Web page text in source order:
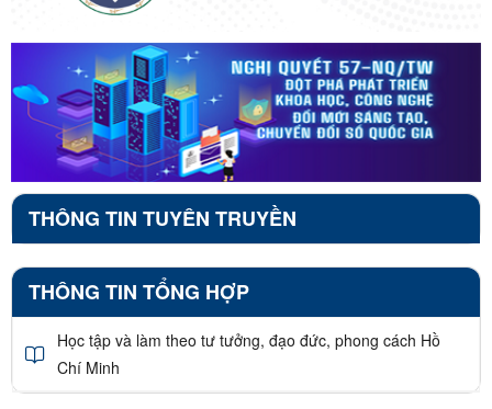
THÔNG TIN TUYÊN TRUYỀN
THÔNG TIN TỔNG HỢP
Học tập và làm theo tư tưởng, đạo đức, phong cách Hồ
Chí Minh